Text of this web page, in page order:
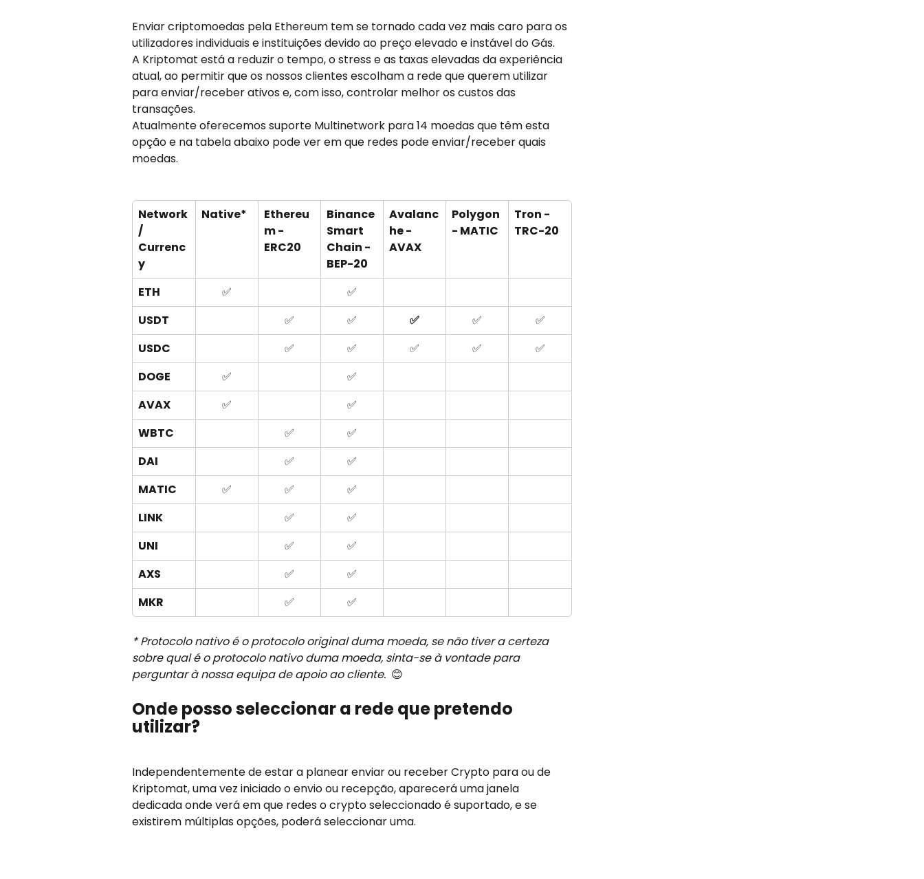
Enviar criptomoedas pela Ethereum tem se tornado cada vez mais caro para os
utilizadores individuais e instituições devido ao preço elevado e instável do Gás.
A Kriptomat está a reduzir o tempo, o stress e as taxas elevadas da experiência
atual, ao permitir que os nossos clientes escolham a rede que querem utilizar
para enviar/receber ativos e, com isso, controlar melhor os custos das
transações.
Atualmente oferecemos suporte Multinetwork para 14 moedas que têm esta
opção e na tabela abaixo pode ver em que redes pode enviar/receber quais
moedas.
Network
/
Currenc
y
Native*
Ethereu
m -
ERC20
Binance
Smart
Chain -
BEP-20
Avalanc
he -
AVAX
Polygon
- MATIC
Tron -
TRC-20
ETH ✅
✅
USDT
✅ ✅ ✅ ✅
✅
USDC
✅ ✅ ✅ ✅
✅
DOGE
✅
✅
AVAX
✅
✅
WBTC
✅
✅
DAI
✅
✅
MATIC
✅ ✅
✅
LINK
✅
✅
UNI
✅
✅
AXS
✅
✅
MKR
✅ ✅
* Protocolo nativo é o protocolo original duma moeda, se não tiver a certeza
sobre qual é o protocolo nativo duma moeda, sinta-se à vontade para
perguntar à nossa equipa de apoio ao cliente. 😊
Onde posso seleccionar a rede que pretendo
utilizar?
Independentemente de estar a planear enviar ou receber Crypto para ou de
Kriptomat, uma vez iniciado o envio ou recepção, aparecerá uma janela
dedicada onde verá em que redes o crypto seleccionado é suportado, e se
existirem múltiplas opções, poderá seleccionar uma.